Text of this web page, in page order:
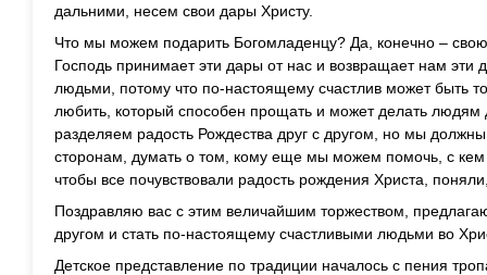
дальними, несем свои дары Христу.
Что мы можем подарить Богомладенцу? Да, конечно –
Господь принимает эти дары от нас и возвращает нам эти
людьми, потому что по-настоящему счастлив может быть
любить, который способен прощать и может делать
разделяем радость Рождества друг с другом, но мы
сторонам, думать о том, кому еще мы можем помочь, с
чтобы все почувствовали радость рождения Христа,
Поздравляю вас с этим величайшим торжеством,
другом и стать по-настоящему счастливыми людьми во
Детское представление по традиции началось с пения